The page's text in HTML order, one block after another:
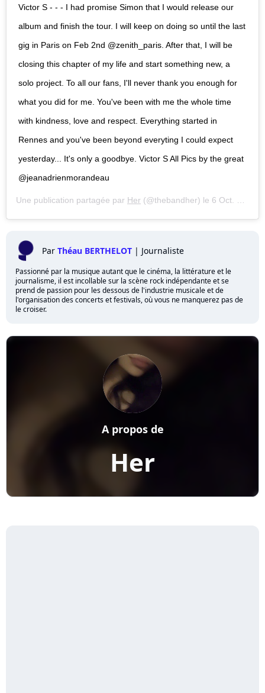
Victor S - - - I had promise Simon that I would release our
album and finish the tour. I will keep on doing so until the last
gig in Paris on Feb 2nd @zenith_paris. After that, I will be
closing this chapter of my life and start something new, a
solo project. To all our fans, I'll never thank you enough for
what you did for me. You've been with me the whole time
with kindness, love and respect. Everything started in
Rennes and you've been beyond everyting I could expect
yesterday... It's only a goodbye. Victor S All Pics by the great
@jeanadrienmorandeau
Une publication partagée par Her (@thebandher) le 6 Oct. 2018 à 5 :46 PDT
Par Théau BERTHELOT | Journaliste
Passionné par la musique autant que le cinéma, la littérature et le
journalisme, il est incollable sur la scène rock indépendante et se
prend de passion pour les dessous de l'industrie musicale et de
l'organisation des concerts et festivals, où vous ne manquerez pas de
le croiser.
Her
A propos de